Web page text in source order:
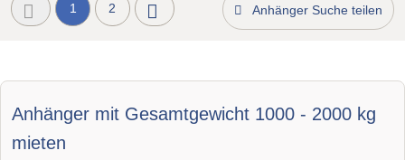
1 2 Anhänger Suche teilen
Anhänger mit Gesamtgewicht 1000 - 2000 kg
mieten